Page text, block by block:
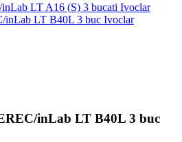
Ivoclar
LT B40L 3 buc Ivoclar
inLab LT B40L 3 buc